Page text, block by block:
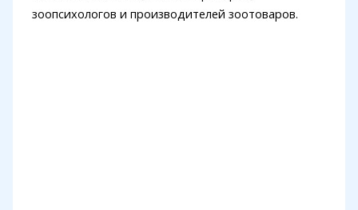
зоопсихологов и производителей зоотоваров.